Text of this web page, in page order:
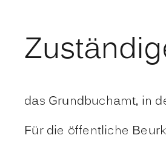
das Grundbuchamt, in
Für die öffentliche